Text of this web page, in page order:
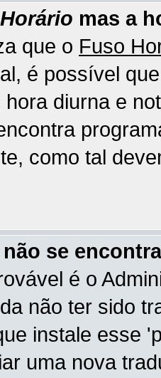
mas a
que o Fuso
é possível
diurna e
como tal
se
é o
não ter sido
instale esse
uma nova